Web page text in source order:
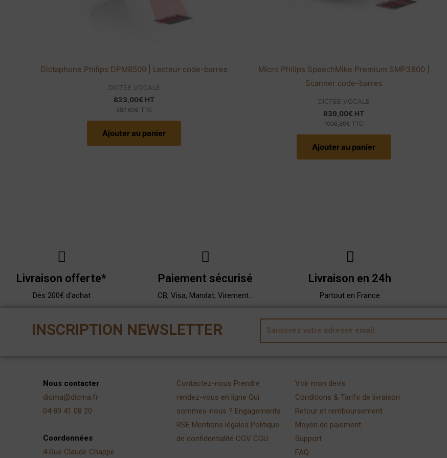
Dictaphone Philips DPM8500 | Lecteur code-barres
DICTÉE VOCALE
823,00€ HT
987,60€ TTC
Ajouter au panier
Micro Philips SpeechMike Premium SMP3800 |
Scanner code-barres
DICTÉE VOCALE
839,00€ HT
1006,80€ TTC
Ajouter au panier
Livraison offerte*
Dès 200€ d'achat
Paiement sécurisé
CB, Visa, Mandat, Virement...
Livraison en 24h
Partout en France
INSCRIPTION NEWSLETTER
Nous contacter
dicma@dicma.fr
04 89 41 08 20
Coordonnées
4 Rue Claude Chappe
Contactez-nous Prendre
rendez-vous en ligne Qui
sommes-nous ? Engagements
RSE Mentions légales Politique
de confidentialité CGV CGU
Voir mon devis
Conditions & Tarifs de livraison
Retour et remboursement
Moyen de paiement
Support
FAQ